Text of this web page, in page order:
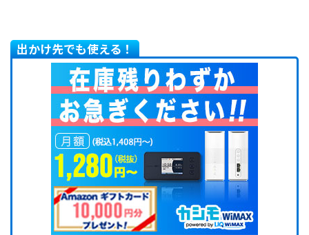
出かけ先でも使える！